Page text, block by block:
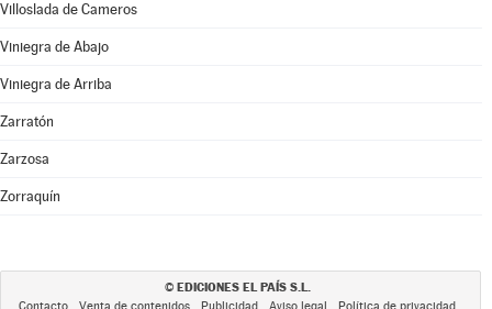
Villoslada de Cameros
Viniegra de Abajo
Viniegra de Arriba
Zarratón
Zarzosa
Zorraquín
© EDICIONES EL PAÍS S.L.